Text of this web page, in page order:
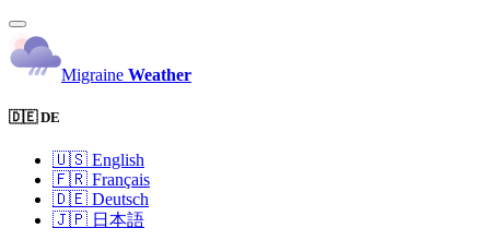
Migraine Weather
🇩🇪 DE
🇺🇸 English
🇫🇷 Français
🇩🇪 Deutsch
🇯🇵 日本語